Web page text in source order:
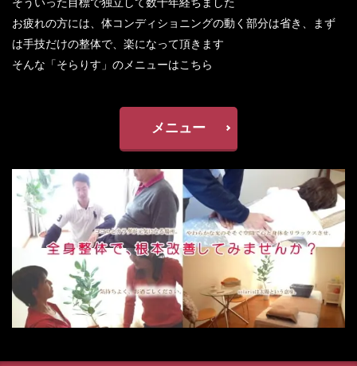
お疲れの方には、体コンディショニングの動く部分は省き、まず
は手技だけの整体で、楽になって頂きます
そんな「そらりす」のメニューはこちら
メニュー